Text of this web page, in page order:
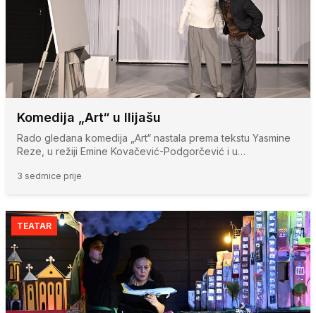
Komedija „Art“ u Ilijašu
Rado gledana komedija „Art“ nastala prema tekstu Yasmine
Reze, u režiji Emine Kovačević-Podgorčević i u…
3 sedmice prije
TEATAR